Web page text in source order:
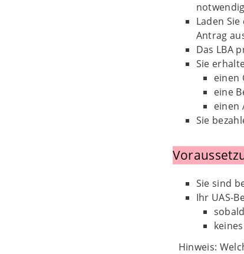
Laden
Antrag
Das LBA
Sie
einen
eine
einen
Sie
Sie sind
Ihr UAS-
Hinweis: